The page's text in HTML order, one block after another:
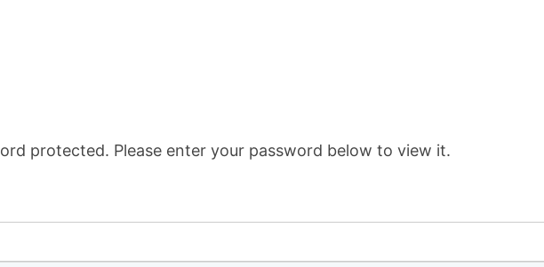
protected. Please enter your password below to view it.